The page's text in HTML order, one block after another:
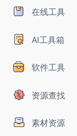
在线工具
AI工具箱
软件工具
资源查找
素材资源